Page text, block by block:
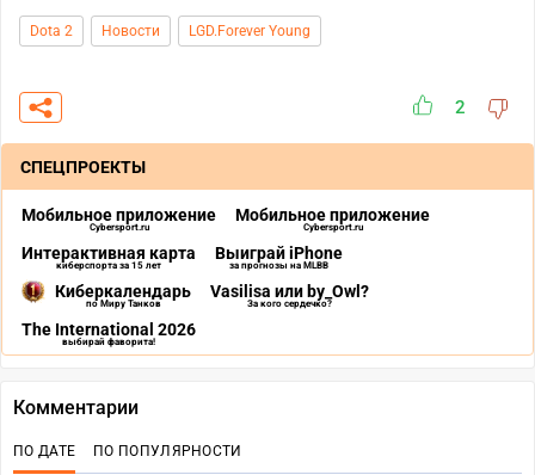
Dota 2 Новости LGD.Forever Young
2
СПЕЦПРОЕКТЫ
Мобильное приложение
Cybersport.ru
Мобильное приложение
Cybersport.ru
Интерактивная карта
киберспорта за 15 лет
Выиграй iPhone
за прогнозы на MLBB
Киберкалендарь
по Миру Танков
Vasilisa или by_Owl?
За кого сердечко?
The International 2026
выбирай фаворита!
Комментарии
ПО ДАТЕ ПО ПОПУЛЯРНОСТИ